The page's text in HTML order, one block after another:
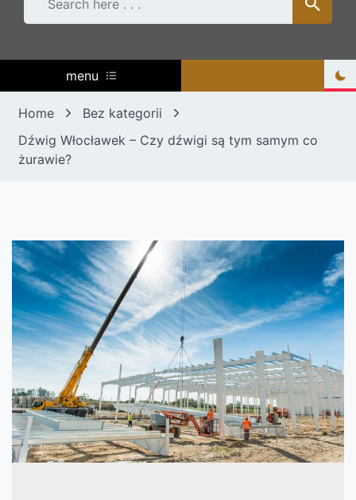
menu
Home
Bez kategorii
Dźwig Włocławek – Czy dźwigi są tym samym co
żurawie?